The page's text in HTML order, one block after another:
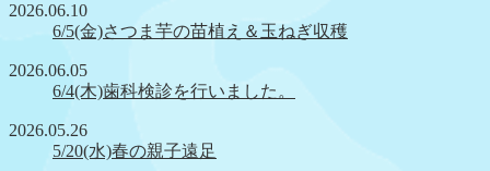
2026.06.10
6/5(金)さつま芋の苗植え＆玉ねぎ収穫
2026.06.05
6/4(木)歯科検診を行いました。
2026.05.26
5/20(水)春の親子遠足